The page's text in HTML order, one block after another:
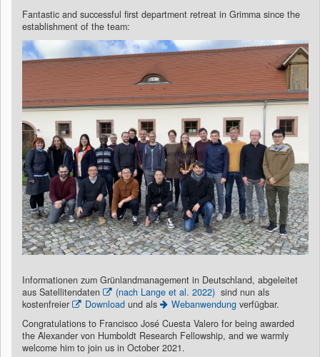
Fantastic and successful first department retreat in Grimma since the
establishment of the team:
Informationen zum Grünlandmanagement in Deutschland, abgeleitet
aus Satellitendaten
(nach Lange et al. 2022) sind nun als
kostenfreier
Download und als Webanwendung verfügbar.
Congratulations to Francisco José Cuesta Valero for being awarded
the Alexander von Humboldt Research Fellowship, and we warmly
welcome him to join us in October 2021.